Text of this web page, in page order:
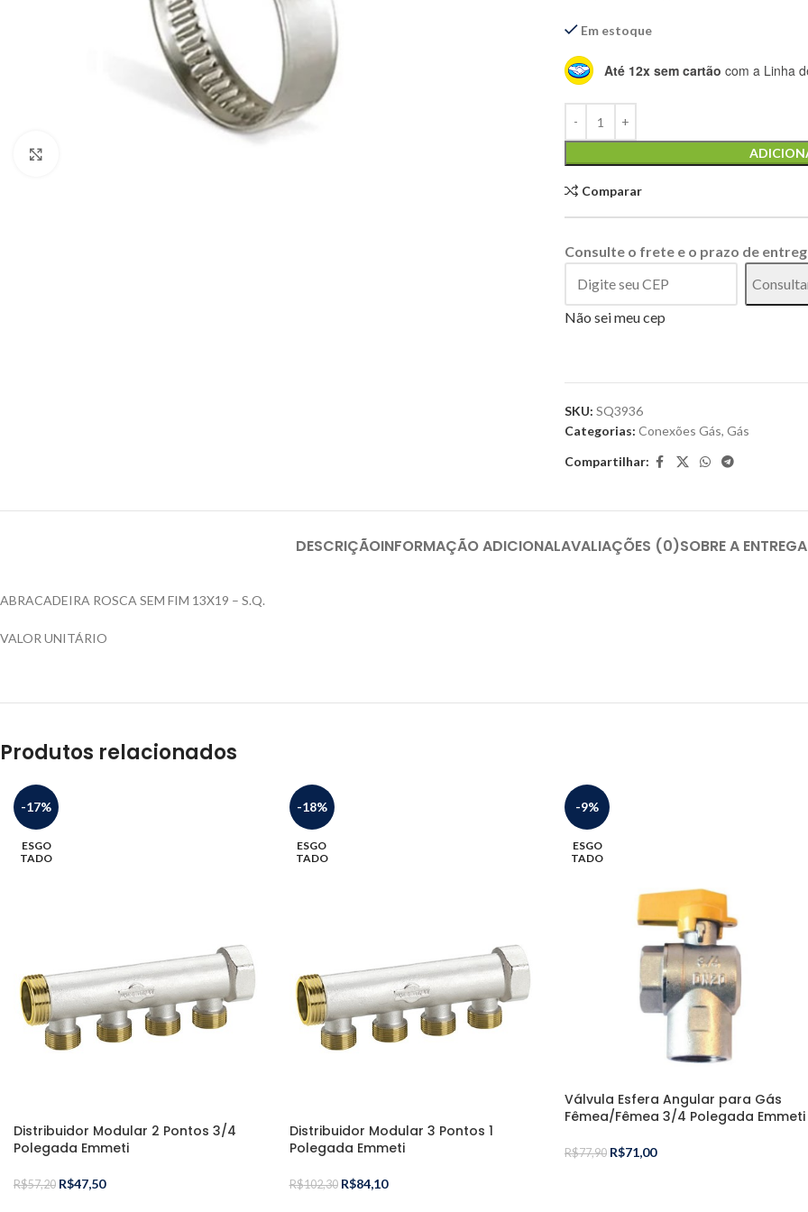
Em estoque
Até 12x sem cartão com a Linha
Comparar
Consulte o frete e o prazo de
Não sei meu cep
SKU: SQ3936
Categorias: Conexões Gás, Gás
Compartilhar:
DESCRIÇÃOINFORMAÇÃO ADICIONALAVALIAÇÕES (0)SOBRE A ENTREGA
ABRACADEIRA ROSCA SEM FIM 13X19 – S.Q.
VALOR UNITÁRIO
Produtos relacionados
-17%
ESGO
TADO
Distribuidor Modular 2 Pontos 3/4
Polegada Emmeti
R$57,20 R$47,50
-18%
ESGO
TADO
Distribuidor Modular 3 Pontos 1
Polegada Emmeti
R$102,30 R$84,10
-9%
ESGO
TADO
Válvula Esfera Angular para Gás
Fêmea/Fêmea 3/4 Polegada Emmeti
R$77,90 R$71,00